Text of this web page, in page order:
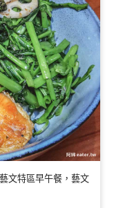
文特區早午餐，藝文